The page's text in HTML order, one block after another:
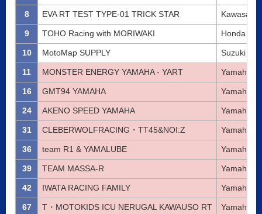
8 EVA RT TEST TYPE-01 TRICK STAR Kawasaki
9 TOHO Racing with MORIWAKI Honda
10 MotoMap SUPPLY Suzuki
11 MONSTER ENERGY YAMAHA - YART Yamaha
16 GMT94 YAMAHA Yamaha
24 AKENO SPEED YAMAHA Yamaha
31 CLEBERWOLFRACING・TT45&NOI:Z Yamaha
36 team R1 & YAMALUBE Yamaha
39 TEAM MASSA-R Yamaha
42 IWATA RACING FAMILY Yamaha
67 T・MOTOKIDS ICU NERUGAL KAWAUSO RT Yamaha